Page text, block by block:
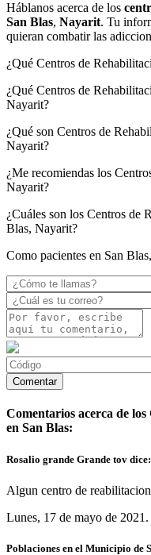
Háblanos acerca de los
San Blas, Nayarit. Tu
quieran combatir las
¿Qué Centros de
¿Qué Centros de
Nayarit?
¿Qué son Centros de
Nayarit?
¿Me recomiendas los
Nayarit?
¿Cuáles son los Centros de
Blas, Nayarit?
Como pacientes en San
Comentarios acerca de
en San Blas:
Rosalio grande Grande tov dice:
Algun centro de
Lunes, 17 de mayo de 2021.
Poblaciones en el Municipio de